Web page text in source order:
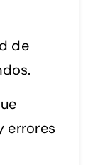
de
errores